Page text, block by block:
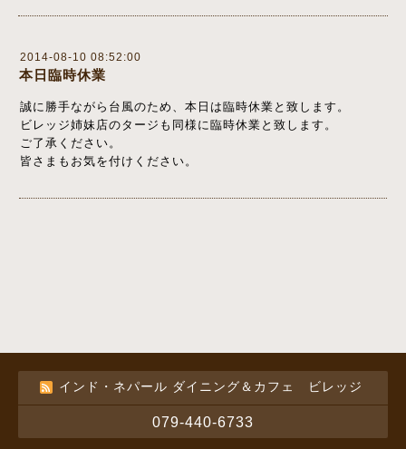
2014-08-10 08:52:00
本日臨時休業
誠に勝手ながら台風のため、本日は臨時休業と致します。
ビレッジ姉妹店のタージも同様に臨時休業と致します。
ご了承ください。
皆さまもお気を付けください。
インド・ネパール ダイニング＆カフェ ビレッジ
079-440-6733